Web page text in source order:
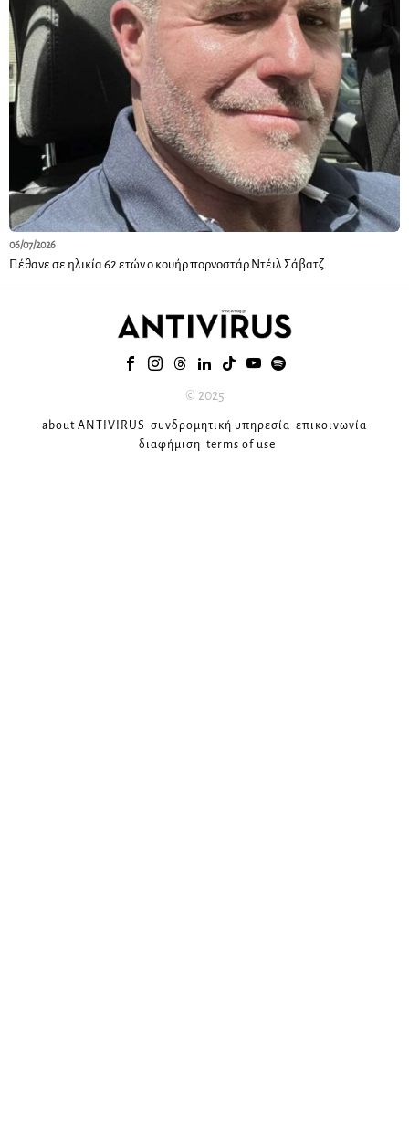
06/07/2026
Πέθανε σε ηλικία 62 ετών ο κουήρ πορνοστάρ Ντέιλ Σάβατζ
© 2025
about ANTIVIRUS συνδρομητική υπηρεσία επικοινωνία
διαφήμιση terms of use